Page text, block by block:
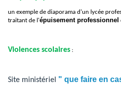
un exemple de diaporama d'un lycée
traitant de l'épuisement professionnel
Violences scolaires :
Site ministériel " que faire en